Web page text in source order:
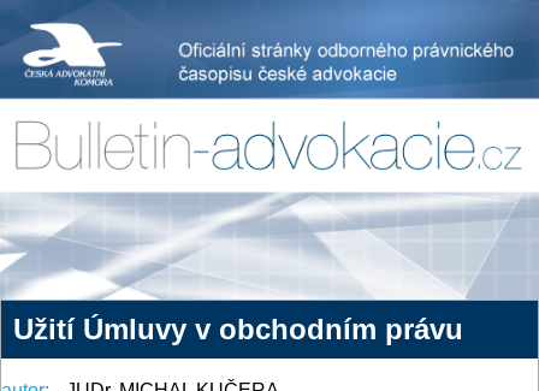
Užití Úmluvy v obchodním právu